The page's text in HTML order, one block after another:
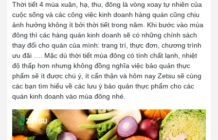
Thời tiết 4 mùa xuân, hạ, thu, đông là vòng xoay tự nhiên của
cuộc sống và các công việc kinh doanh hàng quán cũng chịu
ảnh hưởng không ít bởi thời tiết trong năm. Khi bước vào mùa
đông thì các hàng quán kinh doanh sẽ có những chính sách
thay đổi cho quán của mình: trang trí, thực đơn, chương trình
ưu đãi …. Mặc dù thời tiết mùa đông có tính chất lạnh, nhiệt
độ thấp hơn nhưng không đồng nghĩa việc bảo quản thực
phẩm sẽ ít được chú ý, ít cẩn thận và hôm nay Zetsu sẽ cùng
các bạn tìm hiểu về các lưu ý bảo quản thực phẩm cho các
quán kinh doanh vào mùa đông nhé.